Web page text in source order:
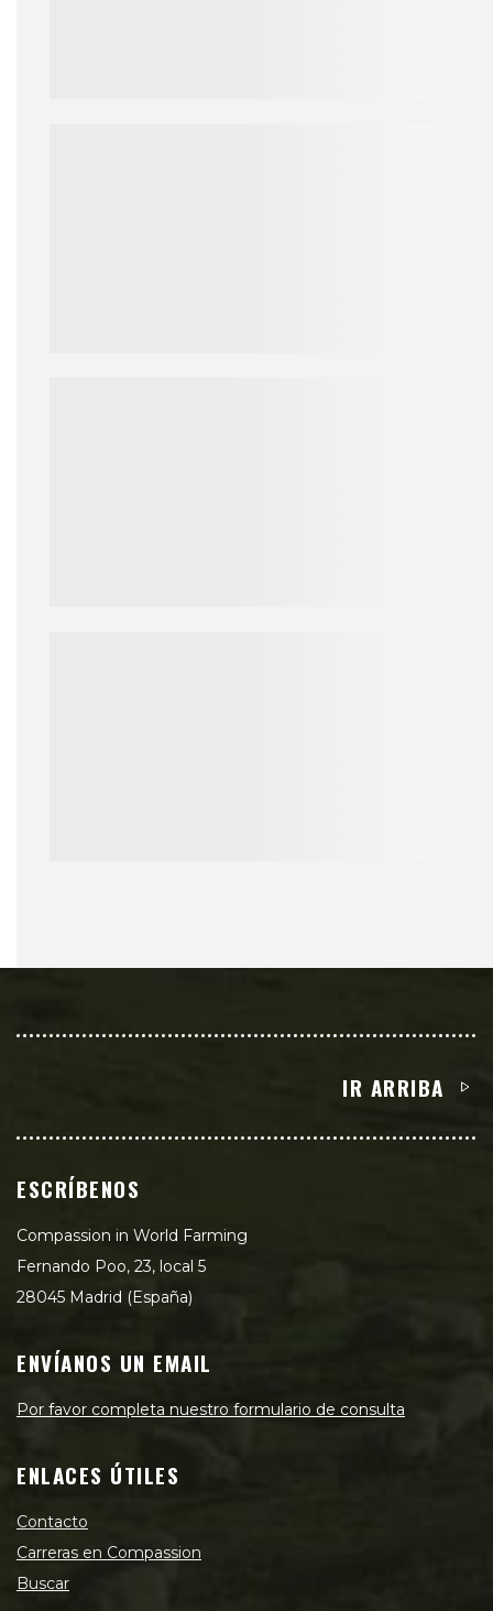
IR ARRIBA
ESCRÍBENOS
Compassion in World Farming
Fernando Poo, 23, local 5
28045 Madrid (España)
ENVÍANOS UN EMAIL
Por favor completa nuestro formulario de consulta
ENLACES ÚTILES
Contacto
Carreras en Compassion
Buscar